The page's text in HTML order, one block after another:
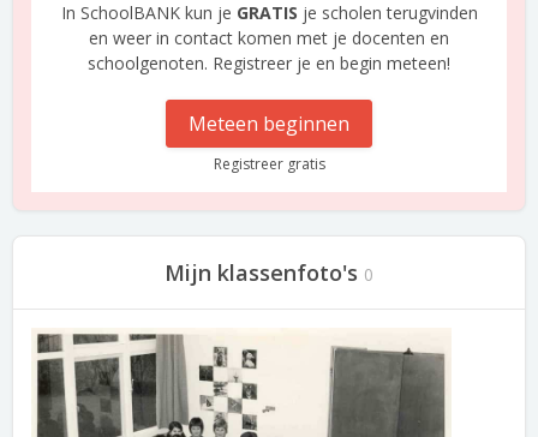
In SchoolBANK kun je GRATIS je scholen terugvinden
en weer in contact komen met je docenten en
schoolgenoten. Registreer je en begin meteen!
Meteen beginnen
Registreer gratis
Mijn klassenfoto's 0